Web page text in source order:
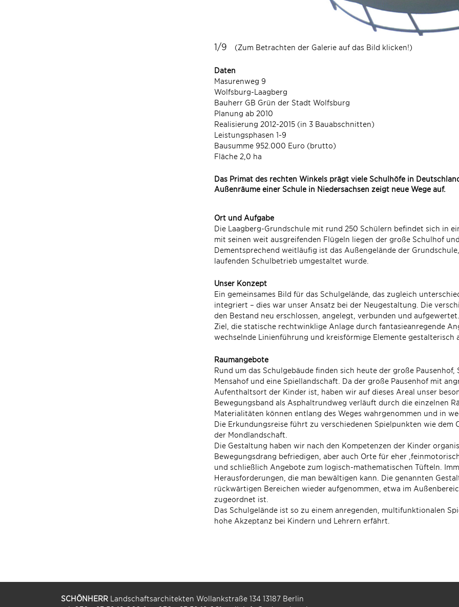
1/9 (Zum Betrachten der Galerie auf das Bild klicken!)
Daten
Masurenweg 9
Wolfsburg-Laagberg
Bauherr GB Grün der Stadt Wolfsburg
Planung ab 2010
Realisierung 2012-2015 (in 3 Bauabschnitten)
Leistungsphasen 1-9
Bausumme 952.000 Euro (brutto)
Fläche 2,0 ha
Das Primat des rechten Winkels prägt viele Schulhöfe in
Außenräume einer Schule in Niedersachsen zeigt neue Wege auf.
Ort und Aufgabe
Die Laagberg-Grundschule mit rund 250 Schülern befindet sich in
mit seinen weit ausgreifenden Flügeln liegen der große Schulhof
Dementsprechend weitläufig ist das Außengelände der
laufenden Schulbetrieb umgestaltet wurde.
Unser Konzept
Ein gemeinsames Bild für das Schulgelände, das zugleich
integriert – dies war unser Ansatz bei der Neugestaltung. Die
den Bestand neu erschlossen, angelegt, verbunden und
Ziel, die statische rechtwinklige Anlage durch fantasieanregende
wechselnde Linienführung und kreisförmige Elemente gestalterisch
Raumangebote
Rund um das Schulgebäude finden sich heute der große
Mensahof und eine Spiellandschaft. Da der große Pausenhof mit
Aufenthaltsort der Kinder ist, haben wir auf dieses Areal unser
Bewegungsband als Asphaltrundweg verläuft durch die einzelnen
Materialitäten können entlang des Weges wahrgenommen und in
Die Erkundungsreise führt zu verschiedenen Spielpunkten wie
der Mondlandschaft.
Die Gestaltung haben wir nach den Kompetenzen der Kinder
Bewegungsdrang befriedigen, aber auch Orte für eher
und schließlich Angebote zum logisch-mathematischen Tüfteln.
Herausforderungen, die man bewältigen kann. Die genannten
rückwärtigen Bereichen wieder aufgenommen, etwa im
zugeordnet ist.
Das Schulgelände ist so zu einem anregenden, multifunktionalen
hohe Akzeptanz bei Kindern und Lehrern erfährt.
SCHÖNHERR Landschaftsarchitekten Wollankstraße 134 13187 Berlin